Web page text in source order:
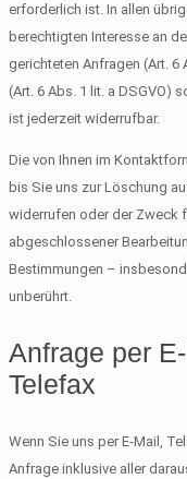
erforderlich ist. In allen
berechtigten Interesse an
gerichteten Anfragen (Art. 6
(Art. 6 Abs. 1 lit. a DSGVO)
ist jederzeit widerrufbar.
Die von Ihnen im
bis Sie uns zur Löschung
widerrufen oder der Zweck
abgeschlossener
Bestimmungen –
unberührt.
Anfrage per
Telefax
Wenn Sie uns per E-Mail,
Anfrage inklusive aller